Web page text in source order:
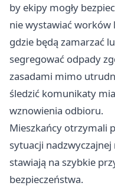
by ekipy mogły
nie wystawiać worków
gdzie będą zamarzać
segregować odpady
zasadami mimo
śledzić komunikaty
wznowienia odbioru.
Mieszkańcy otrzymali
sytuacji
stawiają na szybkie
bezpieczeństwa.